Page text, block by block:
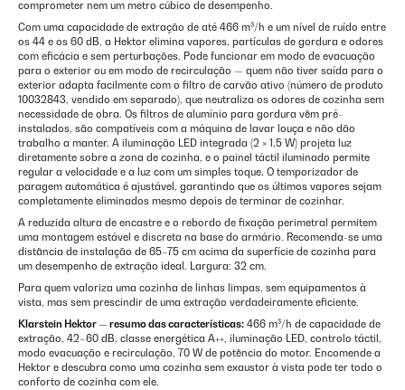
comprometer nem um metro cúbico de desempenho.
Com uma capacidade de extração de até 466 m³/h e um nível de ruído entre
os 44 e os 60 dB, a Hektor elimina vapores, partículas de gordura e odores
com eficácia e sem perturbações. Pode funcionar em modo de evacuação
para o exterior ou em modo de recirculação — quem não tiver saída para o
exterior adapta facilmente com o filtro de carvão ativo (número de produto
10032843, vendido em separado), que neutraliza os odores de cozinha sem
necessidade de obra. Os filtros de alumínio para gordura vêm pré-
instalados, são compatíveis com a máquina de lavar louça e não dão
trabalho a manter. A iluminação LED integrada (2 × 1,5 W) projeta luz
diretamente sobre a zona de cozinha, e o painel táctil iluminado permite
regular a velocidade e a luz com um simples toque. O temporizador de
paragem automática é ajustável, garantindo que os últimos vapores sejam
completamente eliminados mesmo depois de terminar de cozinhar.
A reduzida altura de encastre e o rebordo de fixação perimetral permitem
uma montagem estável e discreta na base do armário. Recomenda-se uma
distância de instalação de 65–75 cm acima da superfície de cozinha para
um desempenho de extração ideal. Largura: 32 cm.
Para quem valoriza uma cozinha de linhas limpas, sem equipamentos à
vista, mas sem prescindir de uma extração verdadeiramente eficiente.
Klarstein Hektor — resumo das características: 466 m³/h de capacidade de
extração, 42–60 dB, classe energética A++, iluminação LED, controlo táctil,
modo evacuação e recirculação, 70 W de potência do motor. Encomende a
Hektor e descubra como uma cozinha sem exaustor à vista pode ter todo o
conforto de cozinha com ele.